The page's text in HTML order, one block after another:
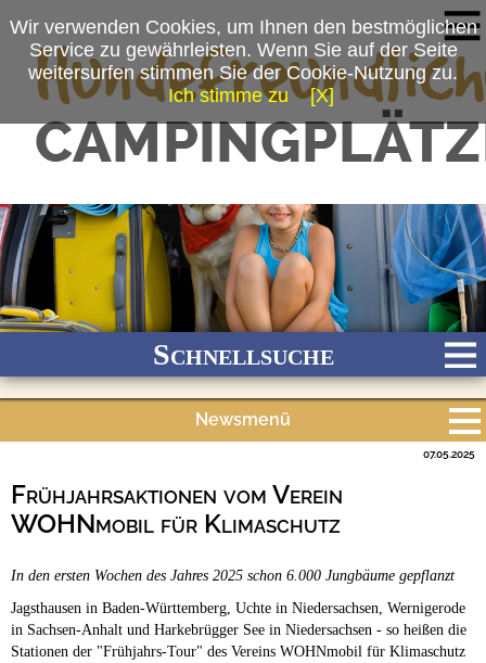
Schnellsuche
Newsmenü
Campingplätze
Frühjahrsaktionen vom Verein
WOHNmobil für Klimaschutz
07.05.2025
In den ersten Wochen des Jahres 2025 schon 6.000 Jungbäume gepflanzt
Jagsthausen in Baden-Württemberg, Uchte in Niedersachsen, Wernigerode
in Sachsen-Anhalt und Harkebrügger See in Niedersachsen - so heißen die
Stationen der "Frühjahrs-Tour" des Vereins WOHNmobil für Klimaschutz
Wir verwenden Cookies, um Ihnen den bestmöglichen
Service zu gewährleisten. Wenn Sie auf der Seite
weitersurfen stimmen Sie der Cookie-Nutzung zu.
Ich stimme zu
[X]